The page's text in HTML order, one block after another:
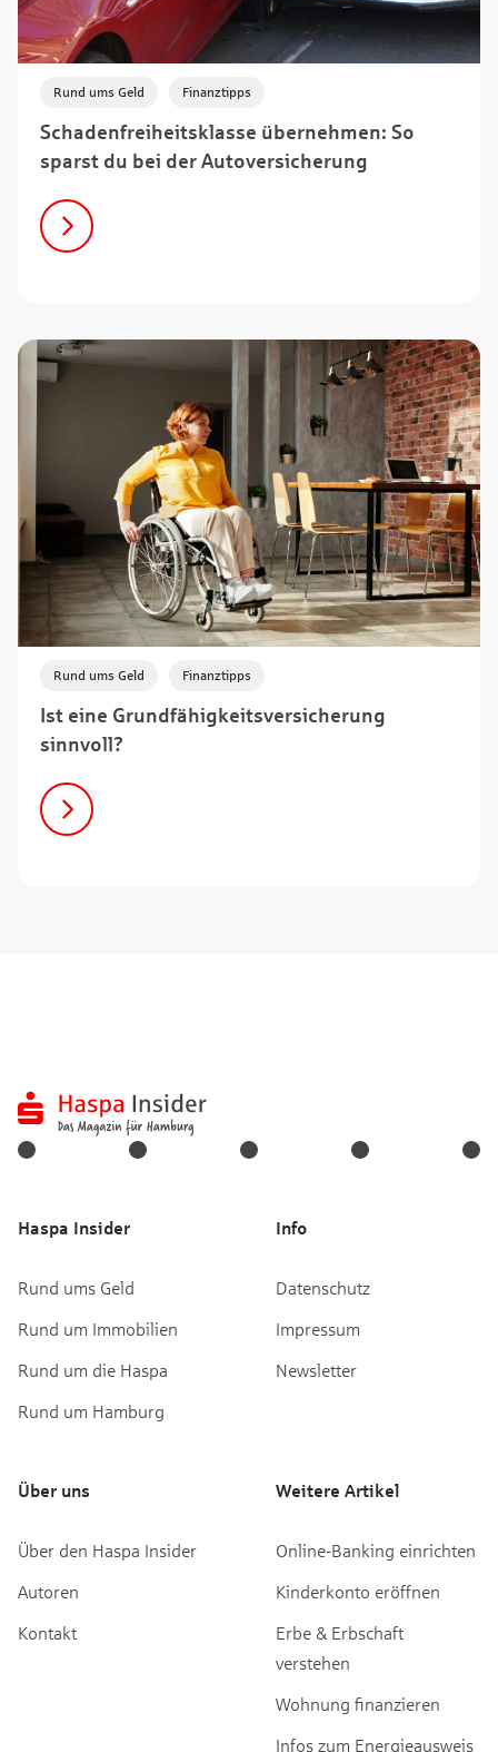
Schadenfreiheitsklasse übernehmen: So
sparst du bei der Autoversicherung
Rund ums Geld Finanztipps
Ist eine Grundfähigkeitsversicherung
sinnvoll?
Rund ums Geld Finanztipps
Haspa Insider
Rund ums Geld
Rund um Immobilien
Rund um die Haspa
Rund um Hamburg
Info
Datenschutz
Impressum
Newsletter
Über uns
Über den Haspa Insider
Autoren
Kontakt
Weitere Artikel
Online-Banking einrichten
Kinderkonto eröffnen
Erbe & Erbschaft
verstehen
Wohnung finanzieren
Infos zum Energieausweis